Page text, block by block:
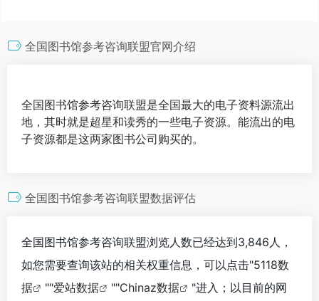
全国图书馆参考咨询联盟官网介绍
全国图书馆参考咨询联盟是全国最大的电子资料源流出
地，其时就是超星和读秀的一些电子资源。能流出的电
子资源都是这两家图书公司购买的。
全国图书馆参考咨询联盟数据评估
全国图书馆参考咨询联盟浏览人数已经达到3,846人，
如您需要查询该站的相关权重信息，可以点击"5118数
据
""爱站数据 ""Chinaz数据
"进入；以目前的网